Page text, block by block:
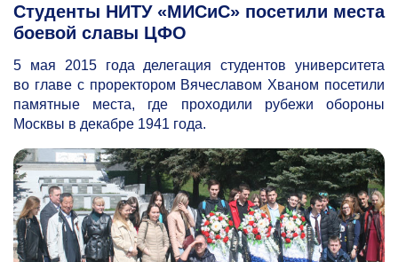
Студенты НИТУ «МИСиС» посетили места
боевой славы ЦФО
5 мая 2015 года делегация студентов университета
во главе с проректором Вячеславом Хваном посетили
памятные места, где проходили рубежи обороны
Москвы в декабре 1941 года.